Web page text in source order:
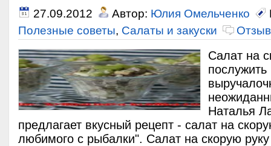
27.09.2012 Автор: Юлия Омельченко
Полезные советы, Салаты и закуски
Салат на
послужить
Наталья
предлагает вкусный рецепт - салат на
любимого с рыбалки". Салат на скорую